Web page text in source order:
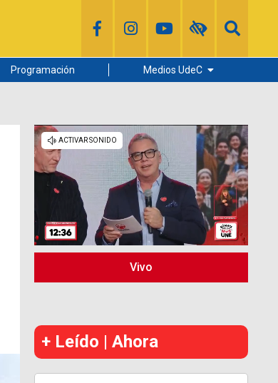
Programación Medios UdeC
Radio UdeC
Noticias UdeC
La Discusión
Vivo
+ Leído | Ahora